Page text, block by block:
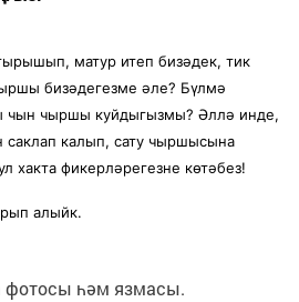
матур итеп бизәдек, тик
бизәдегезме әле? Бүлмә
чын чыршы куйдыгызмы? Әллә инде,
саклап калып, сату чыршысына
хакта фикерләрегезне көтәбез!
алыйк.
фотосы һәм язмасы.